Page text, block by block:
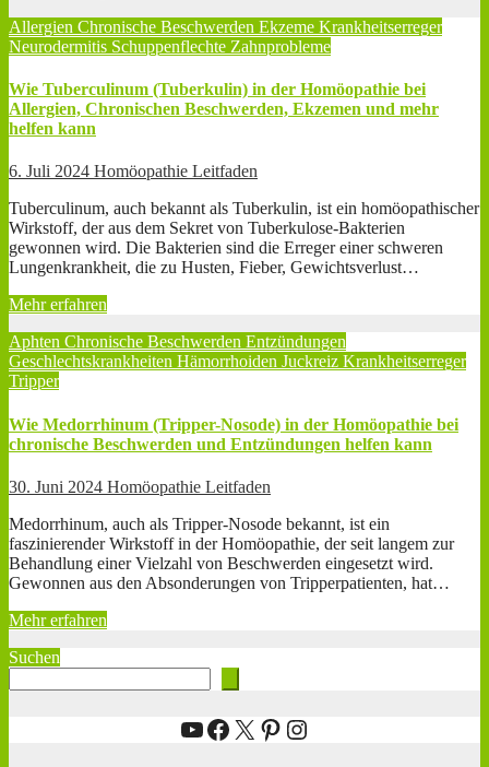
Allergien Chronische Beschwerden Ekzeme Krankheitserreger
Neurodermitis Schuppenflechte Zahnprobleme
Wie Tuberculinum (Tuberkulin) in der Homöopathie bei
Allergien, Chronischen Beschwerden, Ekzemen und mehr
helfen kann
6. Juli 2024 Homöopathie Leitfaden
Tuberculinum, auch bekannt als Tuberkulin, ist ein homöopathischer
Wirkstoff, der aus dem Sekret von Tuberkulose-Bakterien
gewonnen wird. Die Bakterien sind die Erreger einer schweren
Lungenkrankheit, die zu Husten, Fieber, Gewichtsverlust…
Mehr erfahren
Aphten Chronische Beschwerden Entzündungen
Geschlechtskrankheiten Hämorrhoiden Juckreiz Krankheitserreger
Tripper
Wie Medorrhinum (Tripper-Nosode) in der Homöopathie bei
chronische Beschwerden und Entzündungen helfen kann
30. Juni 2024 Homöopathie Leitfaden
Medorrhinum, auch als Tripper-Nosode bekannt, ist ein
faszinierender Wirkstoff in der Homöopathie, der seit langem zur
Behandlung einer Vielzahl von Beschwerden eingesetzt wird.
Gewonnen aus den Absonderungen von Tripperpatienten, hat…
Mehr erfahren
Suchen
YouTube
Facebook
X Pinterest
Instagram